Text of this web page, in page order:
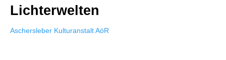
Lichterwelten
Aschersleber Kulturanstalt AöR